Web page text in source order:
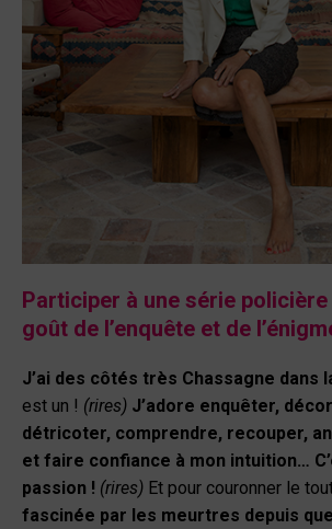
Participer à une série
goût de l’enquête et de
J’ai des côtés très Chassagne dans
est un ! (rires) J’adore enquêter,
détricoter, comprendre, recouper,
et faire confiance à mon intuition…
passion ! (rires) Et pour couronner le
fascinée par les meurtres depuis